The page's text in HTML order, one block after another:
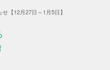
【12月27日～1月5日】